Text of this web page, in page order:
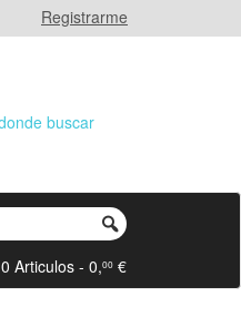
Registrarme
0 Articulos - 0,00 €